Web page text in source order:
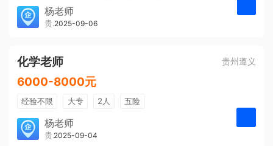
带薪年假
年终奖
免费培训
包住宿
杨老师
贵州大美前程文化发展有限公司
2025-09-06
化学老师 贵州遵义
6000-8000元
经验不限 大专 2人
五险
带薪年假
年终奖
免费培训
包住宿
杨老师
贵州大美前程文化发展有限公司
2025-09-04